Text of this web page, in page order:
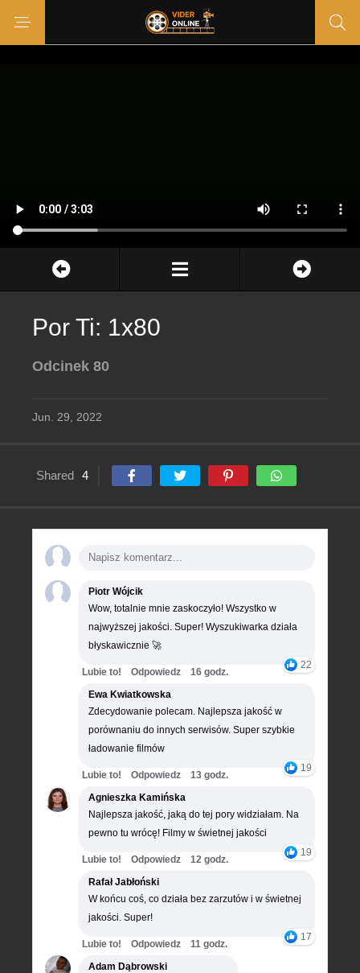
Por Ti: 1x80
Odcinek 80
Jun. 29, 2022
Shared 4
Piotr Wójcik
Wow, totalnie mnie zaskoczyło! Wszystko w
najwyższej jakości. Super! Wyszukiwarka działa
błyskawicznie 🚀
22
Lubie to! Odpowiedz
16 godz.
Ewa Kwiatkowska
Zdecydowanie polecam. Najlepsza jakość w
porównaniu do innych serwisów. Super szybkie
ładowanie filmów
19
Lubie to! Odpowiedz
13 godz.
Agnieszka Kamińska
Najlepsza jakość, jaką do tej pory widziałam. Na
pewno tu wrócę! Filmy w świetnej jakości
19
Lubie to! Odpowiedz
12 godz.
Rafał Jabłoński
W końcu coś, co działa bez zarzutów i w świetnej
jakości. Super!
17
Lubie to! Odpowiedz
11 godz.
Adam Dąbrowski